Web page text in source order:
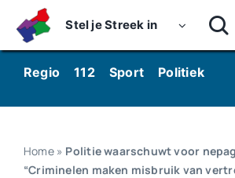
content
Stel je Streek in
Home
Nieuws
Regio 112 Sport Politiek
Home» Politie waarschuwt voor
“Criminelen maken misbruik van